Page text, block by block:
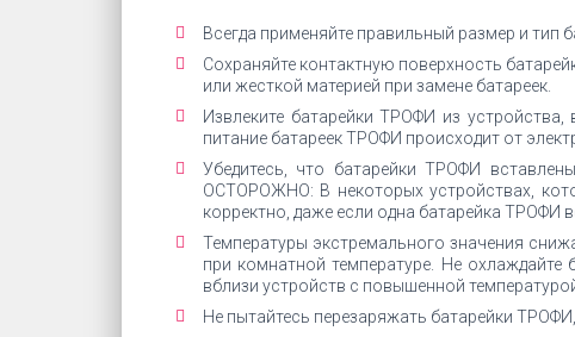
Всегда применяйте правильный размер и тип
Сохраняйте контактную поверхность
или жесткой материей при замене батареек.
Извлеките батарейки ТРОФИ из
питание батареек ТРОФИ происходит от
Убедитесь, что батарейки ТРОФИ
ОСТОРОЖНО: В некоторых устройствах,
корректно, даже если одна батарейка ТРОФИ
Температуры экстремального значения
при комнатной температуре. Не
вблизи устройств с повышенной
Не пытайтесь перезаряжать батарейки